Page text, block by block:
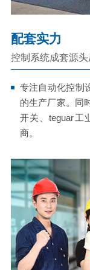
配套实力
控制系统成套源
专注自动化控制
的生产厂家。同
开关、teguar工
商。